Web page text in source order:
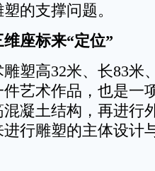
的支撑问题。
座标来“定位”
高32米、长83米
艺术作品，也是一
凝土结构，再进行
行雕塑的主体设计